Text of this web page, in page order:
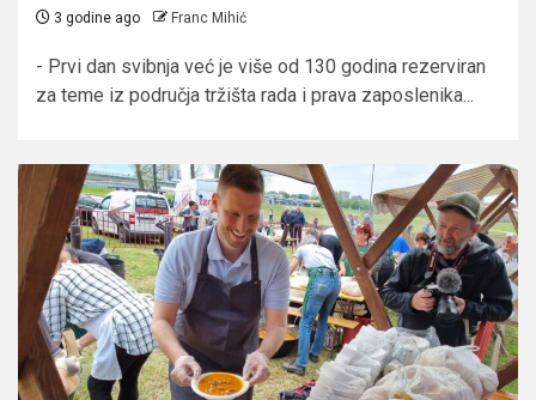
3 godine ago Franc Mihić
- Prvi dan svibnja već je više od 130 godina rezerviran
za teme iz područja tržišta rada i prava zaposlenika...